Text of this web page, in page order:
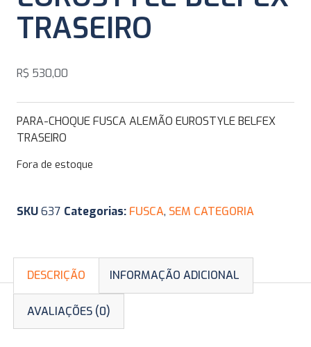
TRASEIRO
R$ 530,00
PARA-CHOQUE FUSCA ALEMÃO EUROSTYLE BELFEX
TRASEIRO
Fora de estoque
SKU637 Categorias: FUSCA, SEM CATEGORIA
DESCRIÇÃO INFORMAÇÃO ADICIONAL
AVALIAÇÕES (0)